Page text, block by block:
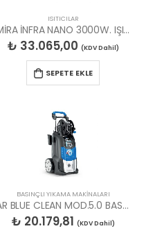
ISITICILAR
MİRA İNFRA NANO 3000W. IŞIKSIZ ELK RADYANT ISITICI
₺ 33.065,00 (KDV Dahil)
SEPETE EKLE
BASINÇLI YIKAMA MAKİNALARI
AR BLUE CLEAN MOD.5.0 BASINÇLI YIKAMA MAKİNESİ
₺ 20.179,81 (KDV Dahil)